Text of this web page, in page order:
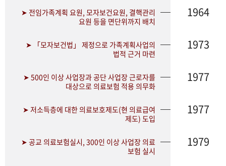
➤ 전임가족계획 요원, 모자보건요원, 결핵관리
요원 등을 면단위까지 배치
1964
➤ 「모자보건법」 제정으로 가족계획사업의
법적 근거 마련
1973
➤ 500인 이상 사업장과 공단 사업장 근로자를
대상으로 의료보험 적용 의무화
1977
➤ 저소득층에 대한 의료보호제도(현 의료급여
제도) 도입
1977
➤ 공교 의료보험실시, 300인 이상 사업장 의료
보험 실시
1979